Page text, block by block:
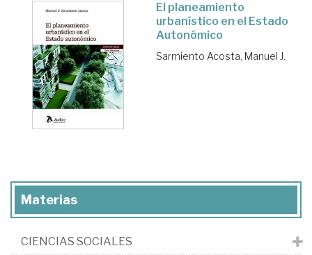
El planeamiento
urbanístico en el Estado
Autonómico
Sarmiento Acosta, Manuel J.
Materias
CIENCIAS SOCIALES